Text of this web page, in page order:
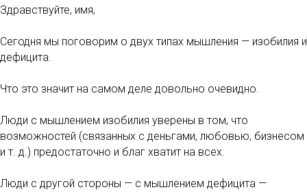
Здравствуйте, имя,
Сегодня мы поговорим о двух типах мышления — изобилия и
дефицита.
Что это значит на самом деле довольно очевидно.
Люди с мышлением изобилия уверены в том, что
возможностей (связанных с деньгами, любовью, бизнесом
и т. д.) предостаточно и благ хватит на всех.
Люди с другой стороны — с мышлением дефицита —